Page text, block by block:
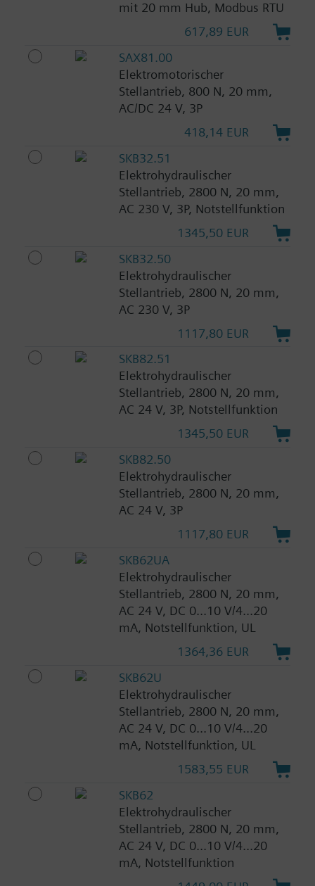
mit 20 mm Hub, Modbus RTU
617,89 EUR
SAX81.00
Elektromotorischer
Stellantrieb, 800 N, 20 mm,
AC/DC 24 V, 3P
418,14 EUR
SKB32.51
Elektrohydraulischer
Stellantrieb, 2800 N, 20 mm,
AC 230 V, 3P, Notstellfunktion
1345,50 EUR
SKB32.50
Elektrohydraulischer
Stellantrieb, 2800 N, 20 mm,
AC 230 V, 3P
1117,80 EUR
SKB82.51
Elektrohydraulischer
Stellantrieb, 2800 N, 20 mm,
AC 24 V, 3P, Notstellfunktion
1345,50 EUR
SKB82.50
Elektrohydraulischer
Stellantrieb, 2800 N, 20 mm,
AC 24 V, 3P
1117,80 EUR
SKB62UA
Elektrohydraulischer
Stellantrieb, 2800 N, 20 mm,
AC 24 V, DC 0...10 V/4...20
mA, Notstellfunktion, UL
1364,36 EUR
SKB62U
Elektrohydraulischer
Stellantrieb, 2800 N, 20 mm,
AC 24 V, DC 0...10 V/4...20
mA, Notstellfunktion, UL
1583,55 EUR
SKB62
Elektrohydraulischer
Stellantrieb, 2800 N, 20 mm,
AC 24 V, DC 0...10 V/4...20
mA, Notstellfunktion